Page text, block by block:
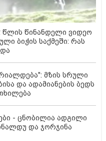
წლის წინანდელი ვიდეო
ბიჭის საქმეში: რას
მზის სრული
და ადამიანების ბედს
- ცნობილია ადგილი
და ჯორჯინა